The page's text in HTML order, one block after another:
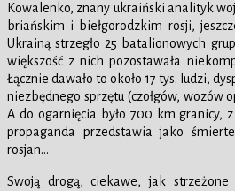
Kowalenko, znany ukraiński analityk
briańskim i biełgorodzkim rosji,
Ukrainą strzegło 25 batalionowych
większość z nich pozostawała
Łącznie dawało to około 17 tys. ludzi,
niezbędnego sprzętu (czołgów, wozów
A do ogarnięcia było 700 km granicy,
propaganda przedstawia jako
rosjan…
Swoją drogą, ciekawe, jak strzeżone